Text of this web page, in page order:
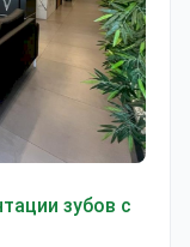
зубов с